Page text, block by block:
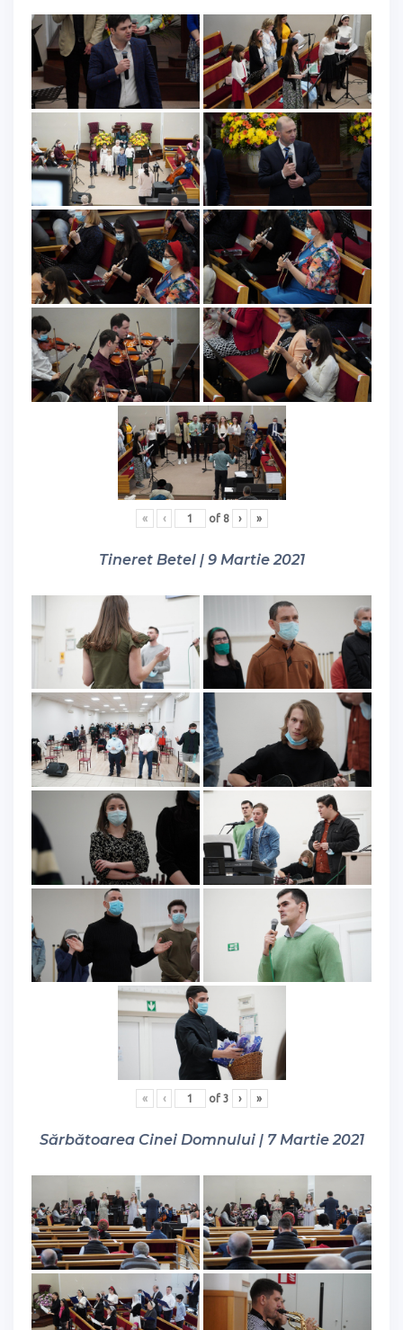
« ‹ of 8 › »
Tineret Betel | 9 Martie 2021
« ‹ of 3 › »
Sărbătoarea Cinei Domnului | 7 Martie 2021